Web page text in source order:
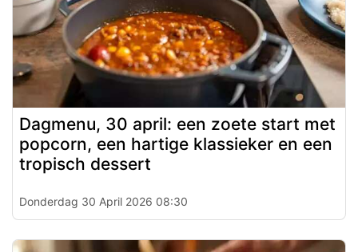
Dagmenu, 30 april: een zoete start met
popcorn, een hartige klassieker en een
tropisch dessert
Donderdag 30 April 2026 08:30